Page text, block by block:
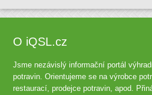
O iQSL.cz
Jsme nezávislý informační portál
potravin. Orientujeme se na výrobce
restaurací, prodejce potravin, apod.